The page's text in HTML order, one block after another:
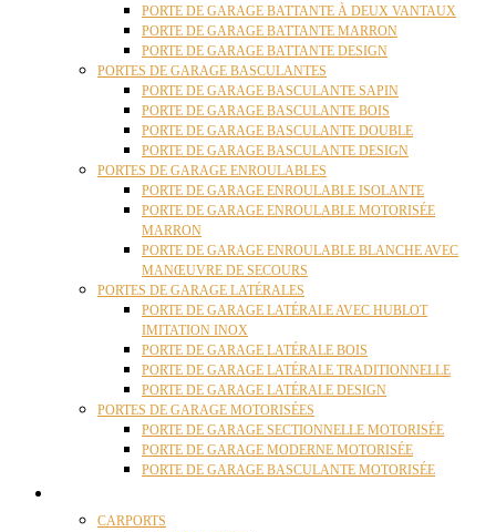
PORTE DE GARAGE BATTANTE À DEUX VANTAUX
PORTE DE GARAGE BATTANTE MARRON
PORTE DE GARAGE BATTANTE DESIGN
PORTES DE GARAGE BASCULANTES
PORTE DE GARAGE BASCULANTE SAPIN
PORTE DE GARAGE BASCULANTE BOIS
PORTE DE GARAGE BASCULANTE DOUBLE
PORTE DE GARAGE BASCULANTE DESIGN
PORTES DE GARAGE ENROULABLES
PORTE DE GARAGE ENROULABLE ISOLANTE
PORTE DE GARAGE ENROULABLE MOTORISÉE
MARRON
PORTE DE GARAGE ENROULABLE BLANCHE AVEC
MANŒUVRE DE SECOURS
PORTES DE GARAGE LATÉRALES
PORTE DE GARAGE LATÉRALE AVEC HUBLOT
IMITATION INOX
PORTE DE GARAGE LATÉRALE BOIS
PORTE DE GARAGE LATÉRALE TRADITIONNELLE
PORTE DE GARAGE LATÉRALE DESIGN
PORTES DE GARAGE MOTORISÉES
PORTE DE GARAGE SECTIONNELLE MOTORISÉE
PORTE DE GARAGE MODERNE MOTORISÉE
PORTE DE GARAGE BASCULANTE MOTORISÉE
CARPORTS